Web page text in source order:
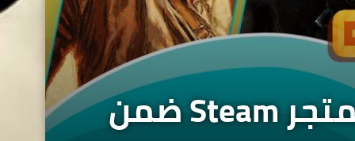
تخفيضات مُغرية على ألعاب شركة Bethesda بمتجر Steam ضمن